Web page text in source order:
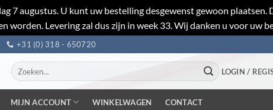
7 augustus. U kunt uw bestelling desgewenst gewoon plaatsen.
Levering zal dus zijn in week 33. Wij danken u voor uw
+31 (0) 318 - 650720
Zoeken
naar:
LOGIN /
MIJN ACCOUNT WINKELWAGEN CONTACT